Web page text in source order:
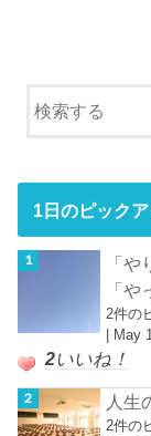
1日のピック
「
「
2件の
May
2いいね！
人生
2件の